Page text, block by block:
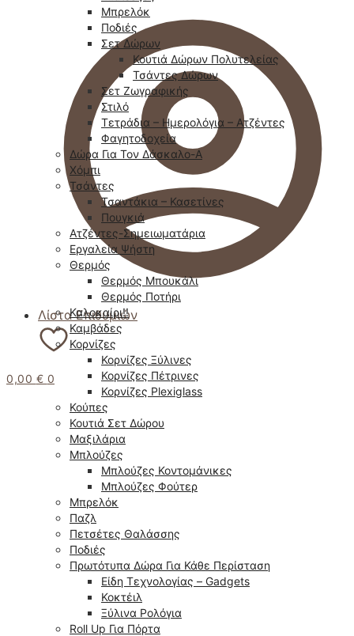
Λίστα Επιθυμιών
0,00 € 0
Μπρελόκ
Ποδιές
Σετ Δώρων
Κουτιά Δώρων Πολυτελείας
Τσάντες Δώρων
Σετ Ζωγραφικής
Στιλό
Τετράδια – Ημερολόγια – Ατζέντες
Φαγητοδοχεία
Δώρα Για Τον Δάσκαλο-Α
Χόμπι
Τσάντες
Τσαντάκια – Κασετίνες
Πουγκιά
Ατζέντες-Σημειωματάρια
Εργαλεία Ψήστη
Θερμός
Θερμός Μπουκάλι
Θερμός Ποτήρι
Καλοκαίρι!!
Καμβάδες
Κορνίζες
Κορνίζες Ξύλινες
Κορνίζες Πέτρινες
Κορνίζες Plexiglass
Κούπες
Κουτιά Σετ Δώρου
Μαξιλάρια
Μπλούζες
Μπλούζες Κοντομάνικες
Μπλούζες Φούτερ
Μπρελόκ
Παζλ
Πετσέτες Θαλάσσης
Ποδιές
Πρωτότυπα Δώρα Για Κάθε Περίσταση
Είδη Τεχνολογίας – Gadgets
Κοκτέιλ
Ξύλινα Ρολόγια
Roll Up Για Πόρτα